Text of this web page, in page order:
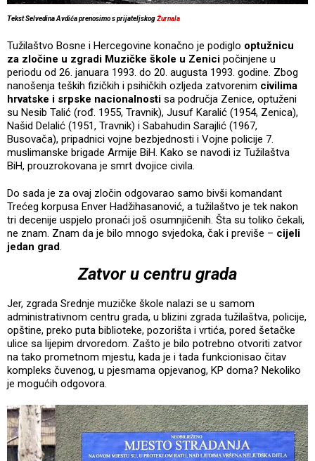
Tekst Selvedina Avdića prenosimo s prijateljskogŽurnala
Tužilaštvo Bosne i Hercegovine konačno je podiglo optužnicu
za zločine u zgradi Muzičke škole u Zenici počinjene u
periodu od 26. januara 1993. do 20. augusta 1993. godine. Zbog
nanošenja teških fizičkih i psihičkih ozljeda zatvorenim civilima
hrvatske i srpske nacionalnosti sa područja Zenice, optuženi
su Nesib Talić (rođ. 1955, Travnik), Jusuf Karalić (1954, Zenica),
Našid Delalić (1951, Travnik) i Sabahudin Sarajlić (1967,
Busovača), pripadnici vojne bezbjednosti i Vojne policije 7.
muslimanske brigade Armije BiH. Kako se navodi iz Tužilaštva
BiH, prouzrokovana je smrt dvojice civila.
Do sada je za ovaj zločin odgovarao samo bivši komandant
Trećeg korpusa Enver Hadžihasanović, a tužilaštvo je tek nakon
tri decenije uspjelo pronaći još osumnjičenih. Šta su toliko čekali,
ne znam. Znam da je bilo mnogo svjedoka, čak i previše – cijeli
jedan grad.
Zatvor u centru grada
Jer, zgrada Srednje muzičke škole nalazi se u samom
administrativnom centru grada, u blizini zgrada tužilaštva, policije,
opštine, preko puta biblioteke, pozorišta i vrtića, pored šetačke
ulice sa lijepim drvoredom. Zašto je bilo potrebno otvoriti zatvor
na tako prometnom mjestu, kada je i tada funkcionisao čitav
kompleks čuvenog, u pjesmama opjevanog, KP doma? Nekoliko
je mogućih odgovora.